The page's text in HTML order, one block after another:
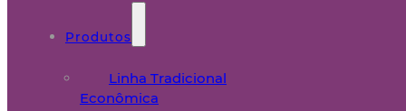
Produtos
Linha Tradicional
Econômica